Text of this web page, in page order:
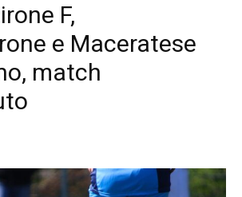
F,
e Maceratese
match